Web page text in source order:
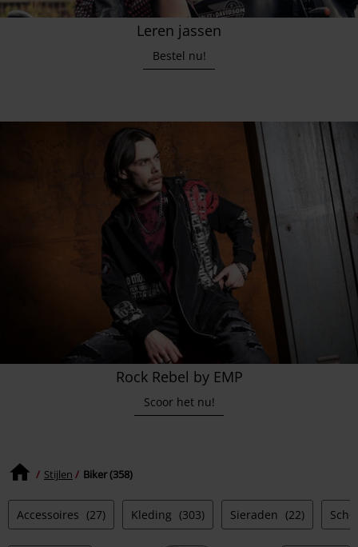
Leren jassen
Bestel nu!
Rock Rebel by EMP
Scoor het nu!
Stijlen Biker (358)
Accessoires (27) Kleding (303) Sieraden (22)